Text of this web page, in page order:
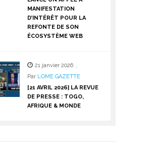
MANIFESTATION
D’INTÉRÊT POUR LA
REFONTE DE SON
ÉCOSYSTÈME WEB
21 janvier 2026 ,
Par LOME GAZETTE
[21 AVRIL 2026] LA REVUE
DE PRESSE : TOGO,
AFRIQUE & MONDE